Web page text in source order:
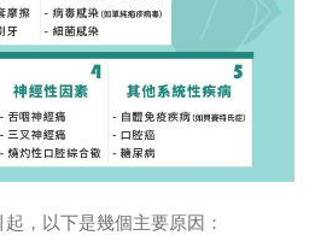
，以下是幾個主要原因：